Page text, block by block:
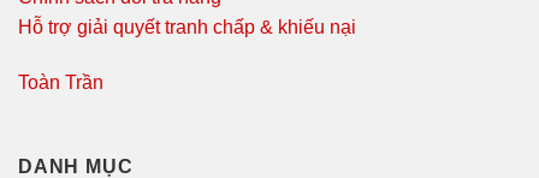
Hỗ trợ giải quyết tranh chấp & khiếu nại
Toàn Trần
DANH MỤC